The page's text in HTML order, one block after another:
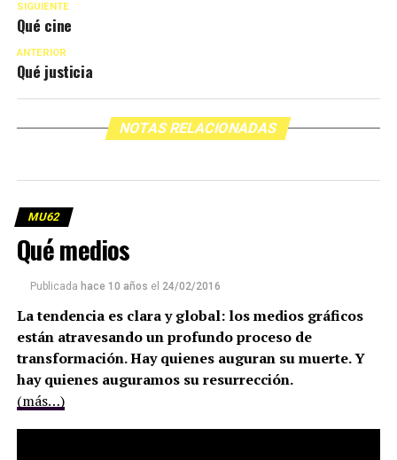
SIGUIENTE
Qué cine
ANTERIOR
Qué justicia
NOTAS RELACIONADAS
MU62
Qué medios
Publicada hace 10 años el 24/02/2016
La tendencia es clara y global: los medios gráficos
están atravesando un profundo proceso de
transformación. Hay quienes auguran su muerte. Y
hay quienes auguramos su resurrección.
(más…)